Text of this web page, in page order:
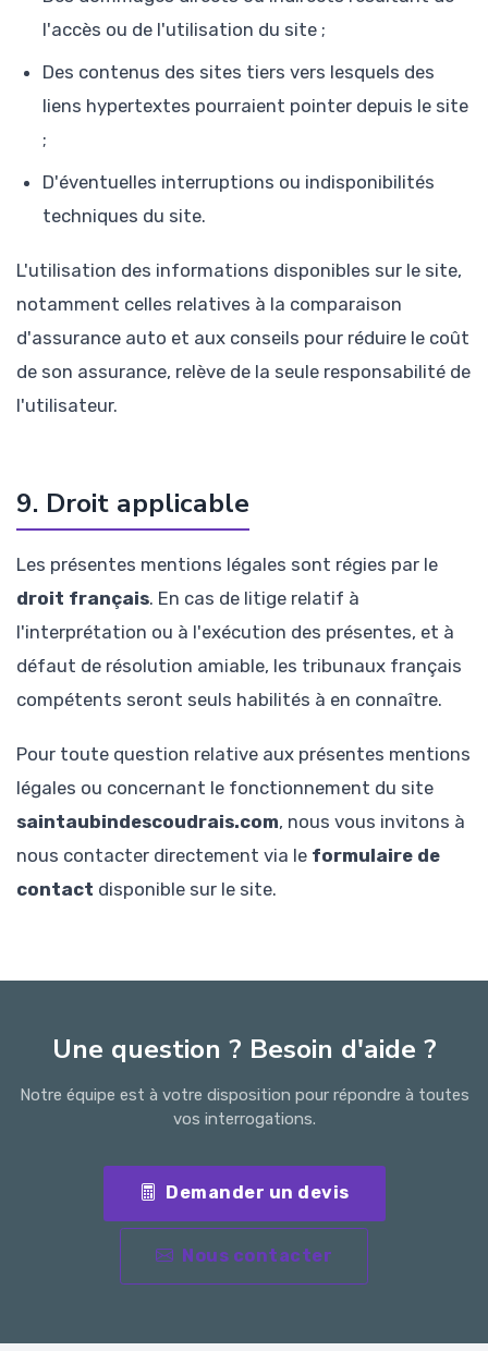
l'accès ou de l'utilisation du site ;
Des contenus des sites tiers vers lesquels des
liens hypertextes pourraient pointer depuis le site
;
D'éventuelles interruptions ou indisponibilités
techniques du site.
L'utilisation des informations disponibles sur le site,
notamment celles relatives à la comparaison
d'assurance auto et aux conseils pour réduire le coût
de son assurance, relève de la seule responsabilité de
l'utilisateur.
9. Droit applicable
Les présentes mentions légales sont régies par le
droit français. En cas de litige relatif à
l'interprétation ou à l'exécution des présentes, et à
défaut de résolution amiable, les tribunaux français
compétents seront seuls habilités à en connaître.
Pour toute question relative aux présentes mentions
légales ou concernant le fonctionnement du site
saintaubindescoudrais.com, nous vous invitons à
nous contacter directement via le formulaire de
contact disponible sur le site.
Une question ? Besoin d'aide ?
Notre équipe est à votre disposition pour répondre à toutes
vos interrogations.
Demander un devis
Nous contacter